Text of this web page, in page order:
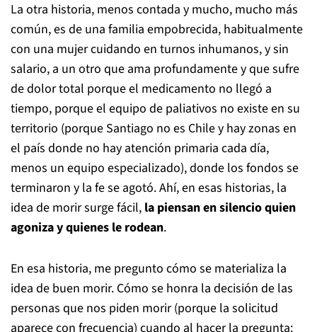
La otra historia, menos contada y mucho, mucho más
común, es de una familia empobrecida, habitualmente
con una mujer cuidando en turnos inhumanos, y sin
salario, a un otro que ama profundamente y que sufre
de dolor total porque el medicamento no llegó a
tiempo, porque el equipo de paliativos no existe en su
territorio (porque Santiago no es Chile y hay zonas en
el país donde no hay atención primaria cada día,
menos un equipo especializado), donde los fondos se
terminaron y la fe se agotó. Ahí, en esas historias, la
idea de morir surge fácil, la piensan en silencio quien
agoniza y quienes le rodean.
En esa historia, me pregunto cómo se materializa la
idea de buen morir. Cómo se honra la decisión de las
personas que nos piden morir (porque la solicitud
aparece con frecuencia) cuando al hacer la pregunta: